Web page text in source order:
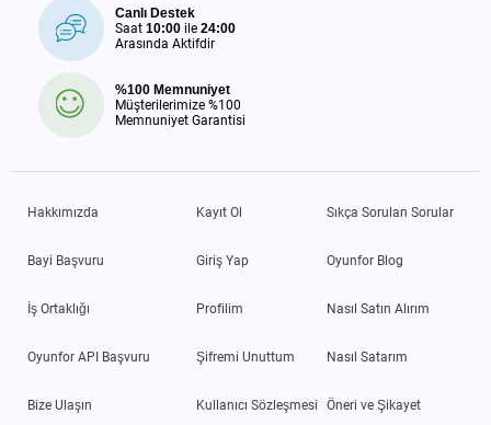
Canlı Destek
Saat 10:00 ile 24:00
Arasında Aktifdir
%100 Memnuniyet
Müşterilerimize %100
Memnuniyet Garantisi
Hakkımızda
Bayi Başvuru
İş Ortaklığı
Oyunfor API Başvuru
Bize Ulaşın
Kayıt Ol
Giriş Yap
Profilim
Şifremi Unuttum
Kullanıcı Sözleşmesi
Sıkça Sorulan Sorular
Oyunfor Blog
Nasıl Satın Alırım
Nasıl Satarım
Öneri ve Şikayet